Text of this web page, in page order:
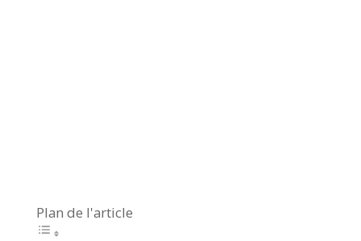
Plan de l'article